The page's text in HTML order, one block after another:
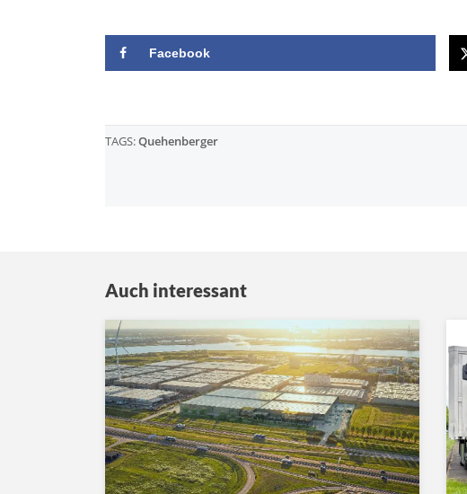
Facebook
TAGS:Quehenberger
Auch interessant